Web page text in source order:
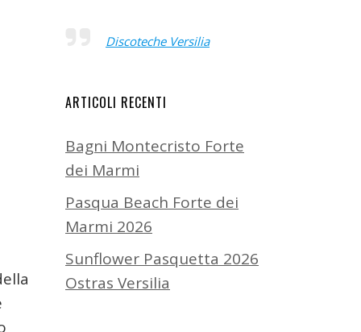
Discoteche Versilia
ARTICOLI RECENTI
Bagni Montecristo Forte
dei Marmi
Pasqua Beach Forte dei
Marmi 2026
Sunflower Pasquetta 2026
Ostras Versilia